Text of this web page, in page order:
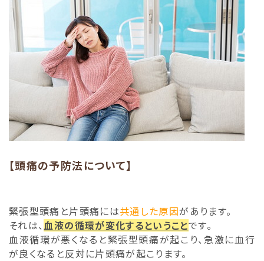
【頭痛の予防法について】
緊張型頭痛と片頭痛には共通した原因があります。
それは、血液の循環が変化するということです。
血液循環が悪くなると緊張型頭痛が起こり、急激に血行
が良くなると反対に片頭痛が起こります。